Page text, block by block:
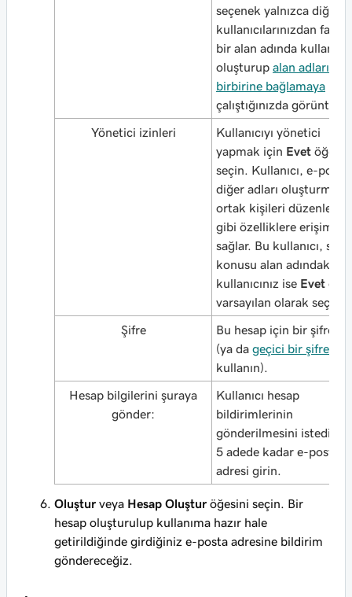
seçenek yalnızca diğer
kullanıcılarınızdan farklı
bir alan adında kullanıcı
oluşturup alan adlarını
birbirine bağlamaya
çalıştığınızda
Yönetici izinleri
Kullanıcıyı yönetici
yapmak için Evet
seçin. Kullanıcı, e-posta
diğer adları oluşturma
ortak kişileri düzenleme
gibi özelliklere erişim
sağlar. Bu kullanıcı, söz
konusu alan adındaki ilk
kullanıcınız ise Evet
varsayılan olarak seçilir.
Şifre
Bu hesap için bir şifre
(ya da geçici bir şifre
kullanın).
Hesap bilgilerini şuraya
gönder:
Kullanıcı hesap
bildirimlerinin
gönderilmesini
5 adede kadar e-posta
adresi girin.
Oluştur veya Hesap Oluştur öğesini seçin. Bir
hesap oluşturulup kullanıma hazır hale
getirildiğinde girdiğiniz e-posta adresine bildirim
göndereceğiz.